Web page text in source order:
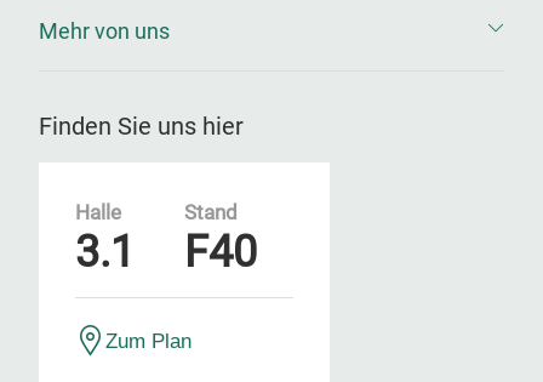
Mehr von uns
Finden Sie uns hier
Halle
3.1
Stand
F40
Zum Plan